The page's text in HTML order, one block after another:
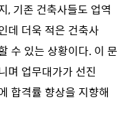
, 기존 건축사들도 업역
데 더욱 적은 건축사
수 있는 상황이다. 이 문
며 업무대가가 선진
합격률 향상을 지향해